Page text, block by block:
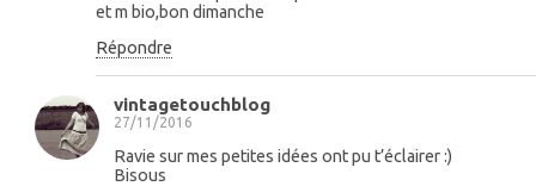
et m bio,bon dimanche
Répondre
vintagetouchblog
27/11/2016
Ravie sur mes petites idées ont pu t’éclairer :)
Bisous